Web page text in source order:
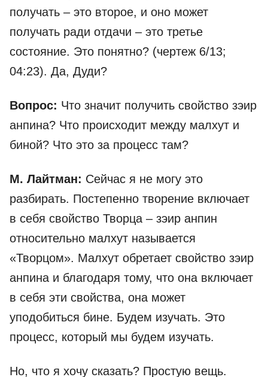
получать – это второе, и оно может
получать ради отдачи – это третье
состояние. Это понятно? (чертеж 6/13;
04:23). Да, Дуди?
Вопрос: Что значит получить свойство зэир
анпина? Что происходит между малхут и
биной? Что это за процесс там?
М. Лайтман: Сейчас я не могу это
разбирать. Постепенно творение включает
в себя свойство Творца – зэир анпин
относительно малхут называется
«Творцом». Малхут обретает свойство зэир
анпина и благодаря тому, что она включает
в себя эти свойства, она может
уподобиться бине. Будем изучать. Это
процесс, который мы будем изучать.
Но, что я хочу сказать? Простую вещь.